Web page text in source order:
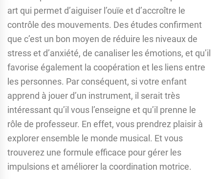
art qui permet d’aiguiser l’ouïe et d’accroître le
contrôle des mouvements. Des études confirment
que c’est un bon moyen de réduire les niveaux de
stress et d’anxiété, de canaliser les émotions, et qu’il
favorise également la coopération et les liens entre
les personnes. Par conséquent, si votre enfant
apprend à jouer d’un instrument, il serait très
intéressant qu’il vous l’enseigne et qu’il prenne le
rôle de professeur. En effet, vous prendrez plaisir à
explorer ensemble le monde musical. Et vous
trouverez une formule efficace pour gérer les
impulsions et améliorer la coordination motrice.